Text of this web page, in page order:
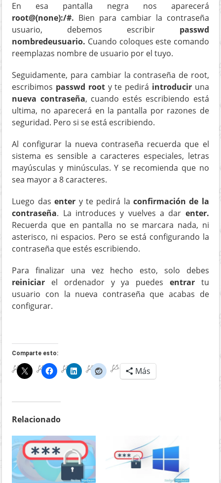
En esa pantalla negra nos aparecerá
root@(none):/#. Bien para cambiar la contraseña
usuario, debemos escribir passwd
nombredeusuario. Cuando coloques este comando
reemplazas nombre de usuario por el tuyo.
Seguidamente, para cambiar la contraseña de root,
escribimos passwd root y te pedirá introduciruna
nueva contraseña, cuando estés escribiendo está
ultima, no aparecerá en la pantalla por razones de
seguridad. Pero si se está escribiendo.
Al configurar la nueva contraseña recuerda que el
sistema es sensible a caracteres especiales, letras
mayúsculas y minúsculas. Y se recomienda que no
sea mayor a 8 caracteres.
Luego dasenter y te pedirá la confirmación de la
contraseña. La introduces y vuelves a dar enter.
Recuerda que en pantalla no se marcara nada, ni
asterisco, ni espacios. Pero se está configurando la
contraseña que estés escribiendo.
Para finalizar una vez hecho esto, solo debes
reiniciar el ordenador y ya puedes entrartu
usuario con la nueva contraseña que acabas de
configurar.
Comparte esto:
Más
Relacionado